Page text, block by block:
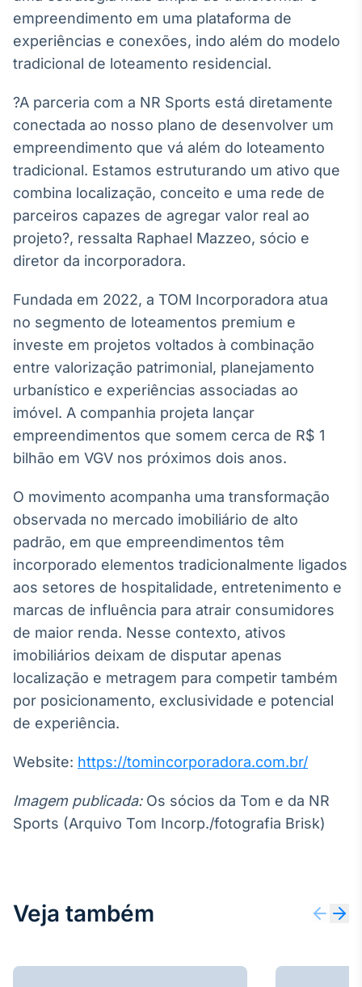
IA
Em breve
BroadFast
Em breve
Tokenização
Em breve
Crédito
Em breve
empreendimento em uma plataforma de
experiências e conexões, indo além do modelo
tradicional de loteamento residencial.
?A parceria com a NR Sports está diretamente
conectada ao nosso plano de desenvolver um
empreendimento que vá além do loteamento
tradicional. Estamos estruturando um ativo que
combina localização, conceito e uma rede de
parceiros capazes de agregar valor real ao
projeto?, ressalta Raphael Mazzeo, sócio e
diretor da incorporadora.
Fundada em 2022, a TOM Incorporadora atua
no segmento de loteamentos premium e
investe em projetos voltados à combinação
entre valorização patrimonial, planejamento
urbanístico e experiências associadas ao
imóvel. A companhia projeta lançar
empreendimentos que somem cerca de R$ 1
bilhão em VGV nos próximos dois anos.
O movimento acompanha uma transformação
observada no mercado imobiliário de alto
padrão, em que empreendimentos têm
incorporado elementos tradicionalmente ligados
aos setores de hospitalidade, entretenimento e
marcas de influência para atrair consumidores
de maior renda. Nesse contexto, ativos
imobiliários deixam de disputar apenas
localização e metragem para competir também
por posicionamento, exclusividade e potencial
de experiência.
Website: https://tomincorporadora.com.br/
Imagem publicada:Os sócios da Tom e da NR
Sports (Arquivo Tom Incorp./fotografia Brisk)
Veja também